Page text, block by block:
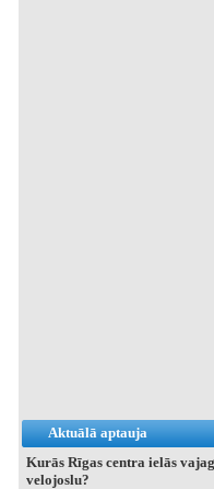
Aktuālā aptauja
Kurās Rīgas centra ielās vajag
velojoslu?